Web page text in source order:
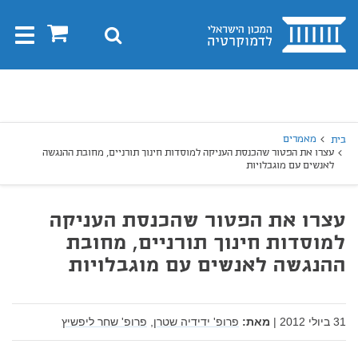
בית 0 חיפוש
בית
מאמרים
‏עצרו את הפטור שהכנסת העניקה למוסדות חינוך תורניים, מחובת ההנגשה
לאנשים עם מוגבלויות
‏עצרו את הפטור שהכנסת העניקה
למוסדות חינוך תורניים, מחובת
ההנגשה לאנשים עם מוגבלויות
31 ביולי 2012 | מאת: פרופ' ידידיה שטרן, פרופ' שחר ליפשיץ